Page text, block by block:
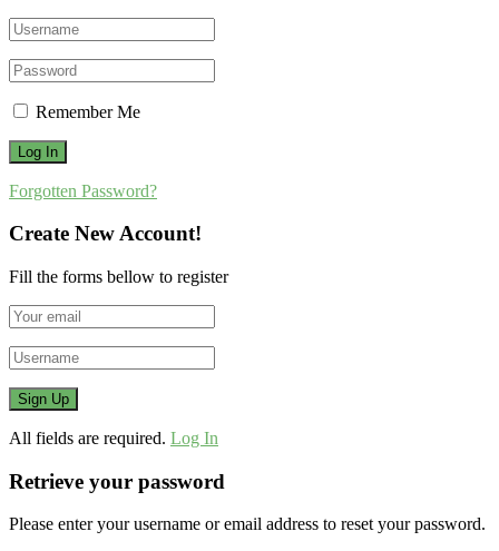
Remember Me
Forgotten Password?
Create New Account!
Fill the forms bellow to register
All fields are required. Log In
Retrieve your password
Please enter your username or email address to reset your password.